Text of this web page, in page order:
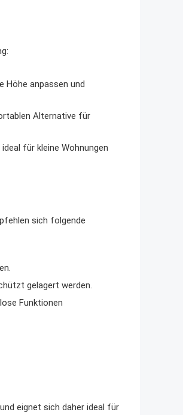
Höhe anpassen und
Alternative für
für kleine Wohnungen
sich folgende
gelagert werden.
Funktionen
eignet sich daher ideal für